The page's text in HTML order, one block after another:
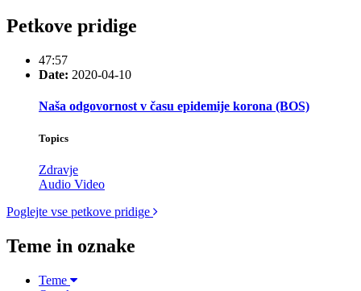
Petkove pridige
47:57
Date: 2020-04-10
Naša odgovornost v času epidemije korona (BOS)
Topics
Zdravje
Audio Video
Poglejte vse petkove pridige
Teme in oznake
Teme